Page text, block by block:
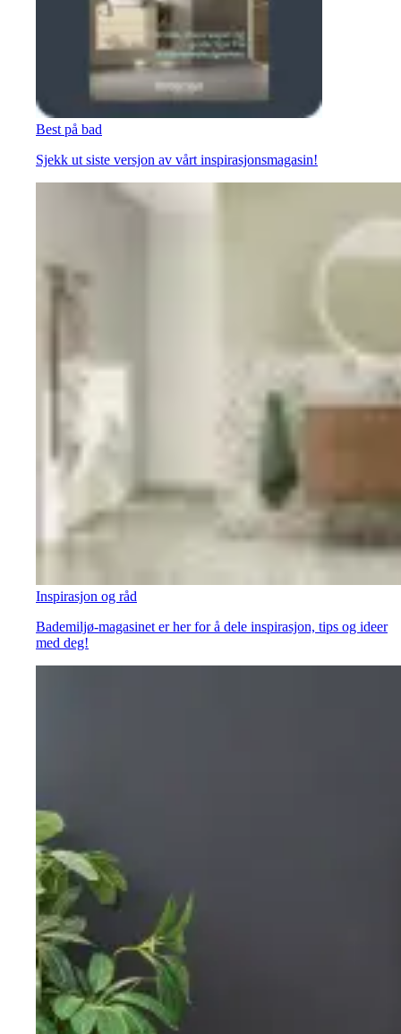
Best på bad
Sjekk ut siste versjon av vårt inspirasjonsmagasin!
Inspirasjon og råd
Bademiljø-magasinet er her for å dele inspirasjon, tips og ideer
med deg!